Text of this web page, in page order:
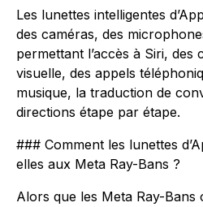
Les lunettes intelligentes
des caméras, des
permettant l’accès à Siri, des
visuelle, des appels
musique, la traduction de
directions étape par étape.
### Comment les lunettes
elles aux Meta Ray-Bans ?
Alors que les Meta Ray-Bans